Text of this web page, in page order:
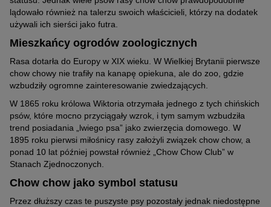
lądowało również na talerzu swoich właścicieli, którzy na dodatek
używali ich sierści jako futra.
Mieszkańcy ogrodów zoologicznych
Rasa dotarła do Europy w XIX wieku. W Wielkiej Brytanii pierwsze
chow chowy nie trafiły na kanapę opiekuna, ale do zoo, gdzie
wzbudziły ogromne zainteresowanie zwiedzających.
W 1865 roku królowa Wiktoria otrzymała jednego z tych chińskich
psów, które mocno przyciągały wzrok, i tym samym wzbudziła
trend posiadania „lwiego psa” jako zwierzęcia domowego. W
1895 roku pierwsi miłośnicy rasy założyli związek chow chow, a
ponad 10 lat później powstał również „Chow Chow Club” w
Stanach Zjednoczonych.
Chow chow jako symbol statusu
Przez dłuższy czas te puszyste psy pozostały jednak niedostępne